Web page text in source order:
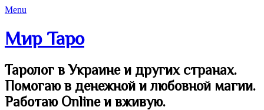
Menu
Мир Таро
Таролог в Украине и других странах.
Помогаю в денежной и любовной магии.
Работаю Online и вживую.